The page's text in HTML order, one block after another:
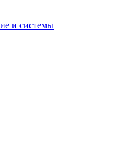
и системы